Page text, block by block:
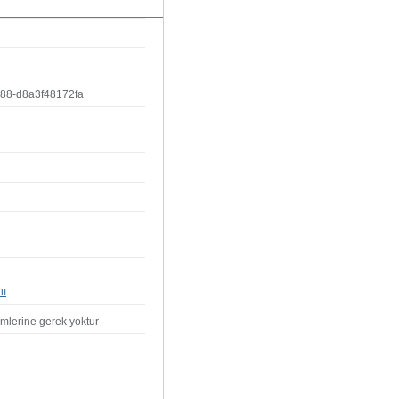
d8a3f48172fa
gerek yoktur